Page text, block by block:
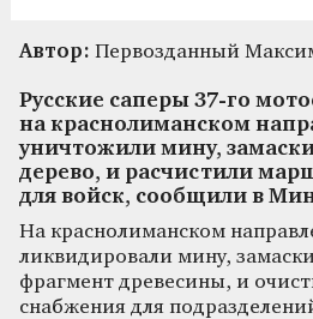
Автор: Первозданный
Русские саперы 37-го
на краснолиманском
уничтожили мину,
дерево, и расчистили
для войск, сообщили в
На краснолиманском
ликвидировали мину,
фрагмент древесины, и
снабжения для